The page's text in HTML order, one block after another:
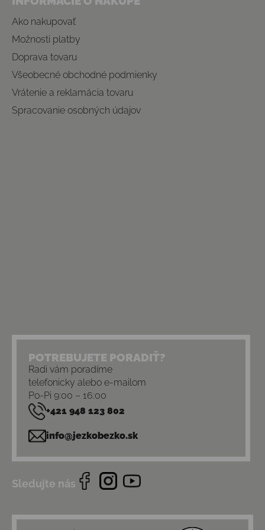
Ako nakupovať
Možnosti platby
Doprava tovaru
Všeobecné obchodné podmienky
Vrátenie a reklamácia tovaru
Spracovanie osobných údajov
POTREBUJETE PORADIŤ?
Radi vám poradíme
telefonicky alebo e-mailom
Po-Pi 9:00 – 16:00
+421 948 123 802
info@jezkobezko.sk
Sledujte nás